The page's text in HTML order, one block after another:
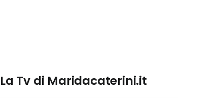
La Tv di Maridacaterini.it